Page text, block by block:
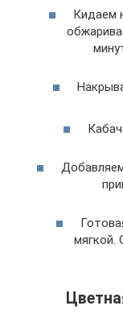
Кидаем
мягкой.